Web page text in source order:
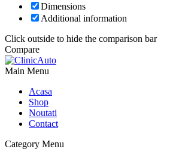
Dimensions
Additional information
Click outside to hide the comparison bar
Compare
Main Menu
Acasa
Shop
Noutati
Contact
Category Menu